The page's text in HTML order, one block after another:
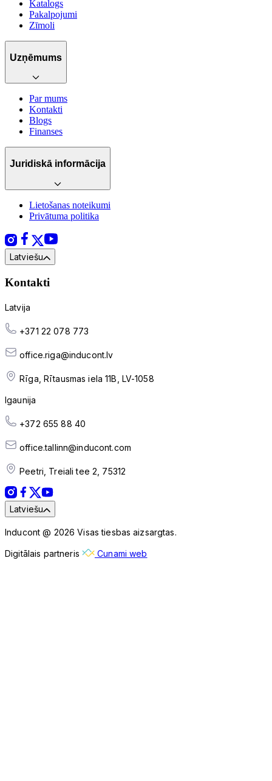
Katalogs
Pakalpojumi
Zīmoli
Uzņēmums
Par mums
Kontakti
Blogs
Finanses
Juridiskā informācija
Lietošanas noteikumi
Privātuma politika
Latviešu
Kontakti
Latvija
+371 22 078 773
office.riga@inducont.lv
Rīga, Rītausmas iela 11B, LV-1058
Igaunija
+372 655 88 40
office.tallinn@inducont.com
Peetri, Treiali tee 2, 75312
Latviešu
Inducont @ 2026 Visas tiesbas aizsargtas.
Digitālais partneris Cunami web